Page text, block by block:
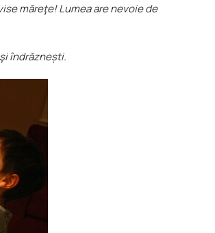
măreţe! Lumea are nevoie de
îndrăznești.